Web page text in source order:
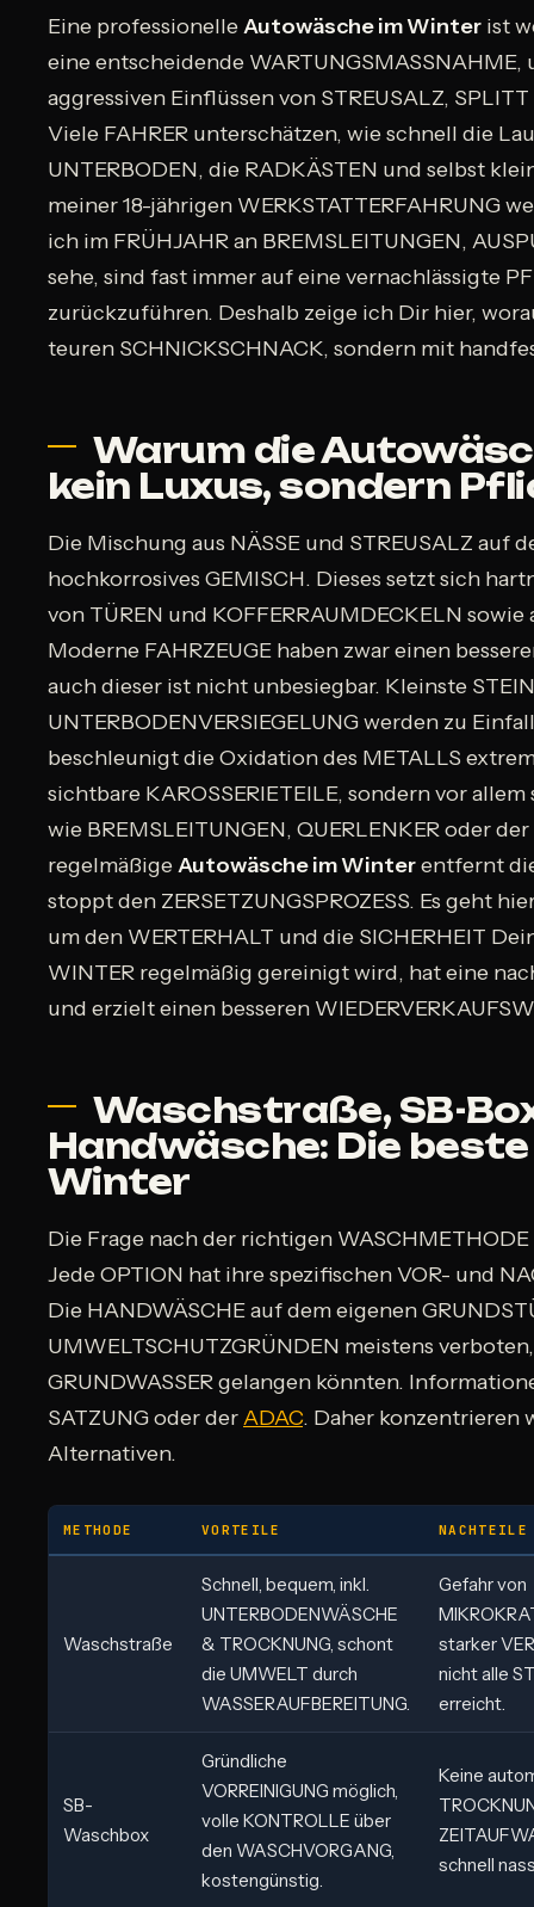
Eine professionelleAutowäsche im Winter ist
eine entscheidende WARTUNGSMASSNAHME,
aggressiven Einflüssen von STREUSALZ,
Viele FAHRER unterschätzen, wie schnell die
UNTERBODEN, die RADKÄSTEN und selbst
meiner 18-jährigen WERKSTATTERFAHRUNG
ich im FRÜHJAHR an BREMSLEITUNGEN,
sehe, sind fast immer auf eine vernachlässigte
zurückzuführen. Deshalb zeige ich Dir hier,
teuren SCHNICKSCHNACK, sondern mit
Warum die
kein Luxus, sondern
Die Mischung aus NÄSSE und STREUSALZ auf
hochkorrosives GEMISCH. Dieses setzt sich
von TÜREN und KOFFERRAUMDECKELN
Moderne FAHRZEUGE haben zwar einen
auch dieser ist nicht unbesiegbar. Kleinste
UNTERBODENVERSIEGELUNG werden zu
beschleunigt die Oxidation des METALLS
sichtbare KAROSSERIETEILE, sondern vor
wie BREMSLEITUNGEN, QUERLENKER oder
regelmäßigeAutowäsche im Winterentfernt
stoppt den ZERSETZUNGSPROZESS. Es geht
um den WERTERHALT und die SICHERHEIT
WINTER regelmäßig gereinigt wird, hat eine
und erzielt einen besseren
Waschstraße, SB-
Handwäsche: Die
Winter
Die Frage nach der richtigen
Jede OPTION hat ihre spezifischen VOR- und
Die HANDWÄSCHE auf dem eigenen
UMWELTSCHUTZGRÜNDEN meistens
GRUNDWASSER gelangen könnten.
SATZUNG oder derADAC. Daher konzentrieren
Alternativen.
METHODE VORTEILE NACHTEILE
Waschstraße
Schnell, bequem, inkl.
UNTERBODENWÄSCHE
& TROCKNUNG, schont
die UMWELT durch
WASSERAUFBEREITUNG.
Gefahr von
starker
nicht alle
erreicht.
SB-
Waschbox
Gründliche
VORREINIGUNG möglich,
volle KONTROLLE über
den WASCHVORGANG,
kostengünstig.
Keine
schnell